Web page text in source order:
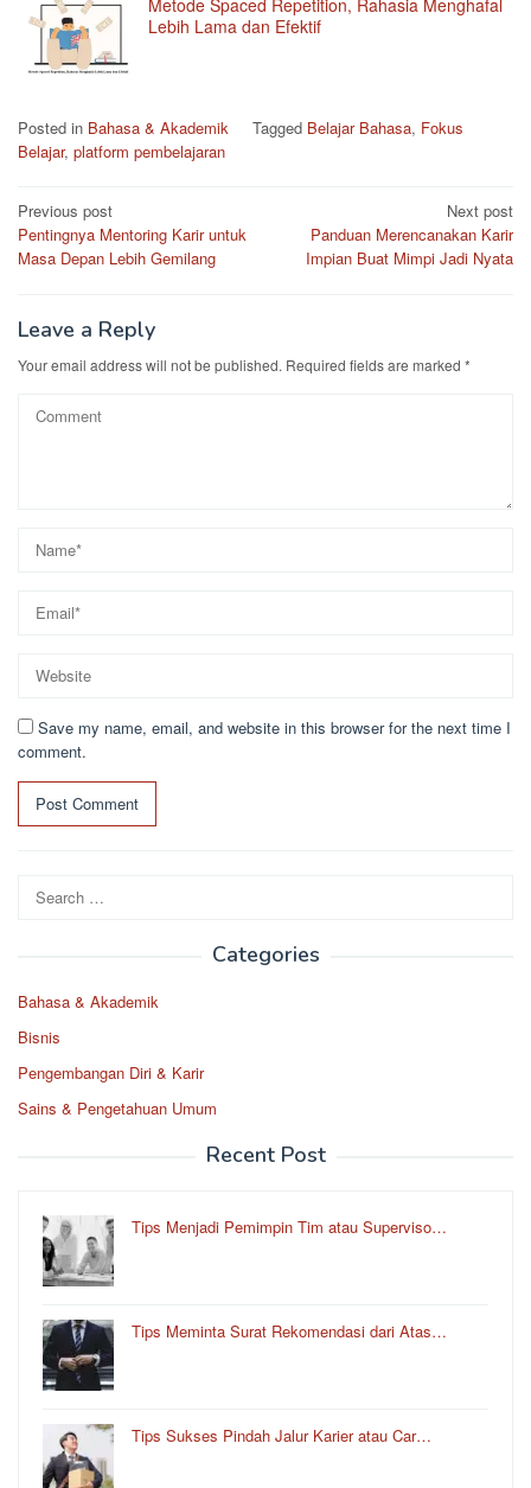
Metode Spaced Repetition, Rahasia Menghafal
Lebih Lama dan Efektif
Posted in Bahasa & Akademik Tagged Belajar Bahasa, Fokus
Belajar, platform pembelajaran
Post
navigation
Previous post
Pentingnya Mentoring Karir untuk
Masa Depan Lebih Gemilang
Next post
Panduan Merencanakan Karir
Impian Buat Mimpi Jadi Nyata
Leave a Reply
Your email address will not be published. Required fields are marked *
Save my name, email, and website in this browser for the next time I
comment.
Search
for:
Categories
Bahasa & Akademik
Bisnis
Pengembangan Diri & Karir
Sains & Pengetahuan Umum
Recent Post
Tips Menjadi Pemimpin Tim atau Superviso…
Tips Meminta Surat Rekomendasi dari Atas…
Tips Sukses Pindah Jalur Karier atau Car…